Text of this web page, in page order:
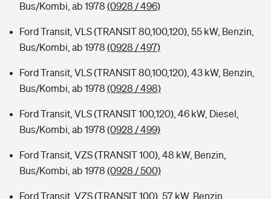
Bus/Kombi, ab 1978 (0928 / 496)
Ford Transit, VLS (TRANSIT 80,100,120), 55 kW, Benzin,
Bus/Kombi, ab 1978 (0928 / 497)
Ford Transit, VLS (TRANSIT 80,100,120), 43 kW, Benzin,
Bus/Kombi, ab 1978 (0928 / 498)
Ford Transit, VLS (TRANSIT 100,120), 46 kW, Diesel,
Bus/Kombi, ab 1978 (0928 / 499)
Ford Transit, VZS (TRANSIT 100), 48 kW, Benzin,
Bus/Kombi, ab 1978 (0928 / 500)
Ford Transit, VZS (TRANSIT 100), 57 kW, Benzin,